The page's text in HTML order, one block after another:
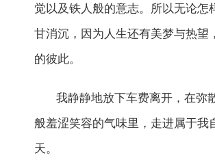
觉以及铁人般的意志。所以无论怎
甘消沉，因为人生还有美梦与热望
的彼此。
我静静地放下车费离开，在弥
般羞涩笑容的气味里，走进属于我
天。